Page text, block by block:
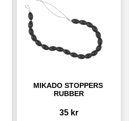
MIKADO STOPPERS
RUBBER
35 kr